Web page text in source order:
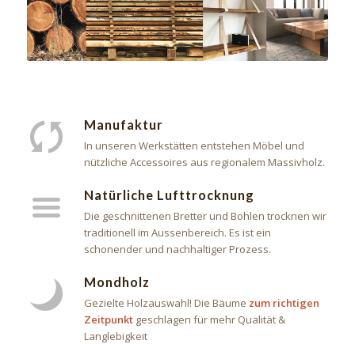
Manufaktur
In unseren Werkstätten entstehen Möbel und
nützliche Accessoires aus regionalem Massivholz.
Natürliche Lufttrocknung
Die geschnittenen Bretter und Bohlen trocknen wir
traditionell im Aussenbereich. Es ist ein
schonender und nachhaltiger Prozess.
Mondholz
Gezielte Holzauswahl! Die Bäume zum richtigen
Zeitpunktgeschlagen für mehr Qualität &
Langlebigkeit